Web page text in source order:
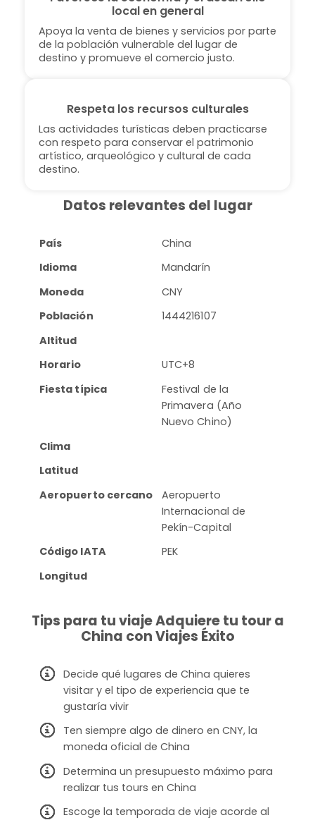
local en general
Apoya la venta de bienes y servicios por parte
de la población vulnerable del lugar de
destino y promueve el comercio justo.
Respeta los recursos culturales
Las actividades turísticas deben practicarse
con respeto para conservar el patrimonio
artístico, arqueológico y cultural de cada
destino.
Datos relevantes del lugar
País
China
Idioma
Mandarín
Moneda
CNY
Población
1444216107
Altitud
Horario
UTC+8
Fiesta típica
Festival de la
Primavera (Año
Nuevo Chino)
Clima
Latitud
Aeropuerto cercano
Aeropuerto
Internacional de
Pekín-Capital
Código IATA
PEK
Longitud
Tips para tu viaje Adquiere tu tour a
China con Viajes Éxito
Decide qué lugares de China quieres
visitar y el tipo de experiencia que te
gustaría vivir
Ten siempre algo de dinero en CNY, la
moneda oficial de China
Determina un presupuesto máximo para
realizar tus tours en China
Escoge la temporada de viaje acorde al